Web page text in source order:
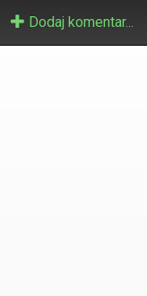
Dodaj komentar...